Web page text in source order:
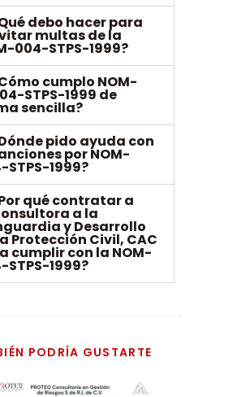
debo hacer para
multas de la
004-STPS-1999?
cumplo NOM-
STPS-1999 de
sencilla?
pido ayuda con
por NOM-
STPS-1999?
qué contratar a
a la
y Desarrollo
Protección Civil, CAC
cumplir con la NOM-
STPS-1999?
PODRÍA GUSTARTE